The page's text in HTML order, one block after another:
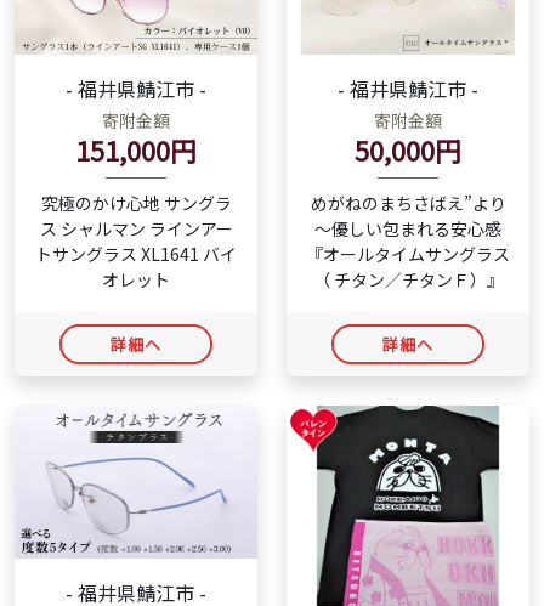
- 福井県鯖江市 -
寄附金額
151,000円
究極のかけ心地 サングラ
ス シャルマン ラインアー
トサングラス XL1641 バイ
オレット
詳細へ
- 福井県鯖江市 -
寄附金額
50,000円
めがねのまちさばえ”より
～優しい包まれる安心感
『オールタイムサングラス
（ チタン／チタンＦ）』
詳細へ
- 福井県鯖江市 -